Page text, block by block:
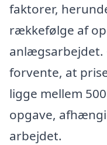
faktorer,
rækkefølge af
anlægsarbejdet.
forvente, at
ligge mellem
opgave,
arbejdet.